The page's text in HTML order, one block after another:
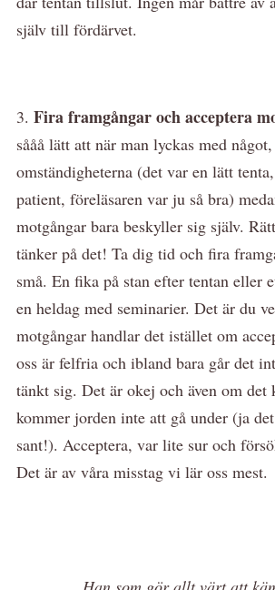
själv till fördärvet.
3. Fira framgångar och acceptera
sååå lätt att när man lyckas med
omständigheterna (det var en lätt
patient, föreläsaren var ju så bra)
motgångar bara beskyller sig själv.
tänker på det! Ta dig tid och fira
små. En fika på stan efter tentan eller
en heldag med seminarier. Det är du
motgångar handlar det istället om
oss är felfria och ibland bara går det
tänkt sig. Det är okej och även om det
kommer jorden inte att gå under (ja
sant!). Acceptera, var lite sur och
Det är av våra misstag vi lär oss mest.